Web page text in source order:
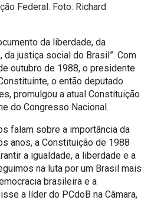
Federal. Foto: Richard
da liberdade, da
da justiça social do Brasil”. Com
outubro de 1988, o presidente
o então deputado
promulgou a atual Constituição
do Congresso Nacional.
falam sobre a importância da
anos, a Constituição de 1988
a igualdade, a liberdade e a
na luta por um Brasil mais
brasileira e a
a líder do PCdoB na Câmara,